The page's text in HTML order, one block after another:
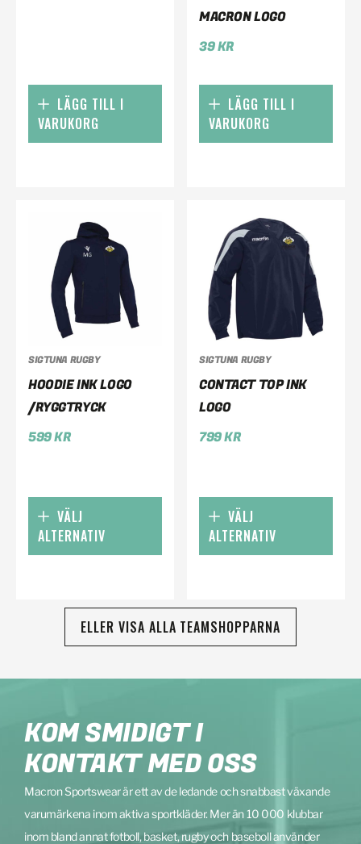
LÄGG TILL I
VARUKORG
MACRON LOGO
39KR
LÄGG TILL I
VARUKORG
SIGTUNA RUGBY
HOODIE INK LOGO
/RYGGTRYCK
599KR
VÄLJ
ALTERNATIV
SIGTUNA RUGBY
CONTACT TOP INK
LOGO
799KR
VÄLJ
ALTERNATIV
ELLER VISA ALLA TEAMSHOPPARNA
KOM SMIDIGT I
KONTAKT MED OSS
Macron Sportswear är ett av de ledande och snabbast växande
varumärkena inom aktiva sportkläder. Mer än 10 000 klubbar
inom bland annat fotboll, basket, rugby och baseboll använder